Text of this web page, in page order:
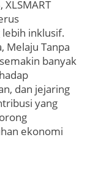
inklusif.
Melaju Tanpa
banyak
dan jejaring
yang
ekonomi